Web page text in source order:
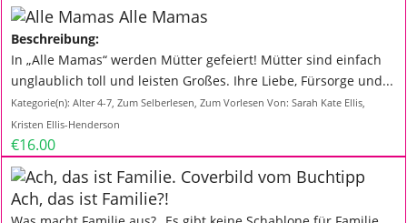
Alle Mamas
Beschreibung:
In „Alle Mamas“ werden Mütter gefeiert! Mütter sind einfach
unglaublich toll und leisten Großes. Ihre Liebe, Fürsorge und...
Kategorie(n): Alter 4-7, Zum Selberlesen, Zum Vorlesen Von: Sarah Kate Ellis,
Kristen Ellis-Henderson
€16.00
Ach, das ist Familie?!